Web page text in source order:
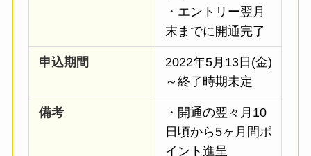
・エントリー翌月
末までに開通完了
申込期間
2022年5月13日(金)
～終了時期未定
備考
・開通の翌々月10
日頃から5ヶ月間ポ
イント進呈